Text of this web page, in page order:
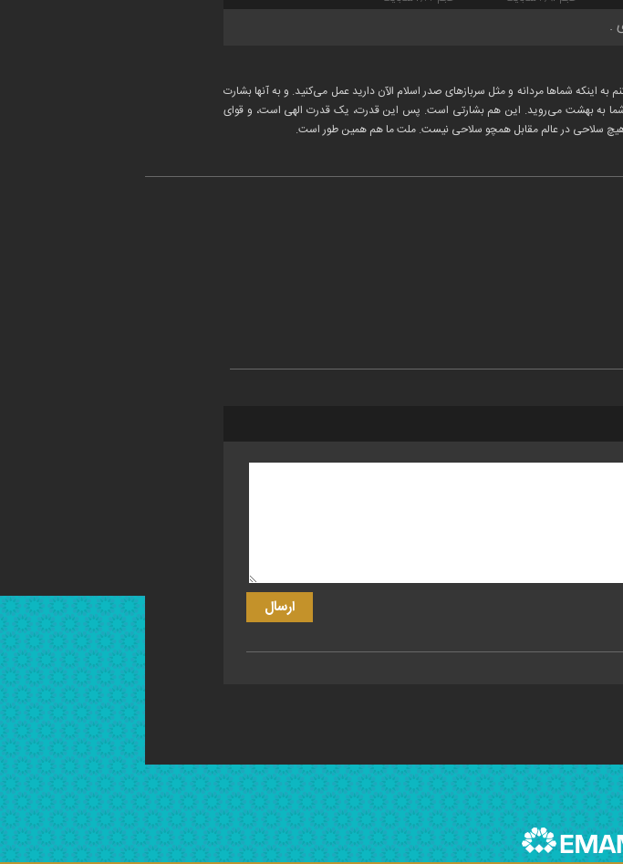
اینکه شماها مردانه و مثل سربازهای صدر اسلام الآن دارید عمل می‌کنید. و به آنها بشارت
شما به بهشت می‌روید. این هم بشارتی است. پس این قدرت، یک قدرت الهی است، و قوای
و هیچ سلاحی در عالم مقابل همچو سلاحی نیست. ملت ما هم همین طور است.